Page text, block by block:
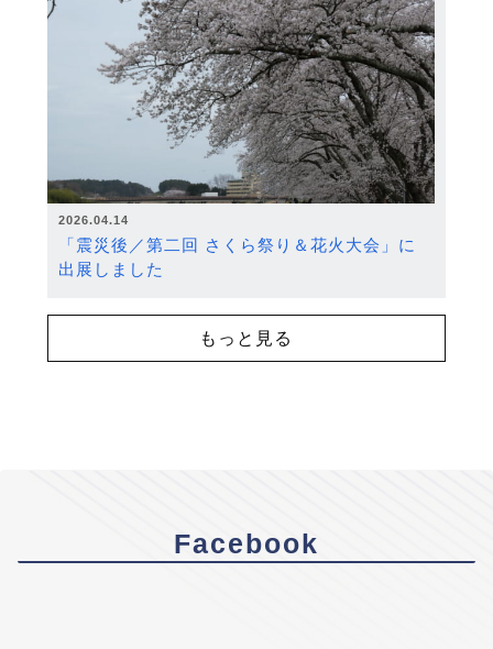
2026.04.14
「震災後／第二回 さくら祭り＆花火大会」に
出展しました
もっと見る
Facebook